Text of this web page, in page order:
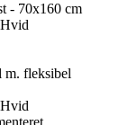
- 70x160 cm
m. fleksibel